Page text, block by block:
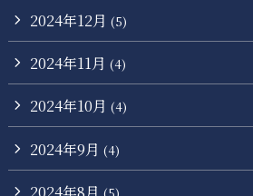
2024年12月 (5)
2024年11月 (4)
2024年10月 (4)
2024年9月 (4)
2024年8月